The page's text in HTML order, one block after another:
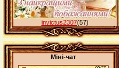
invictus2307(57)
Міні-чат